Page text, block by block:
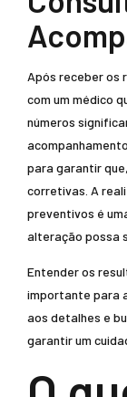
Após receber os
com um médico
números
para garantir
corretivas. A
preventivos é
alteração possa
Entender os
importante para
aos detalhes e
garantir um